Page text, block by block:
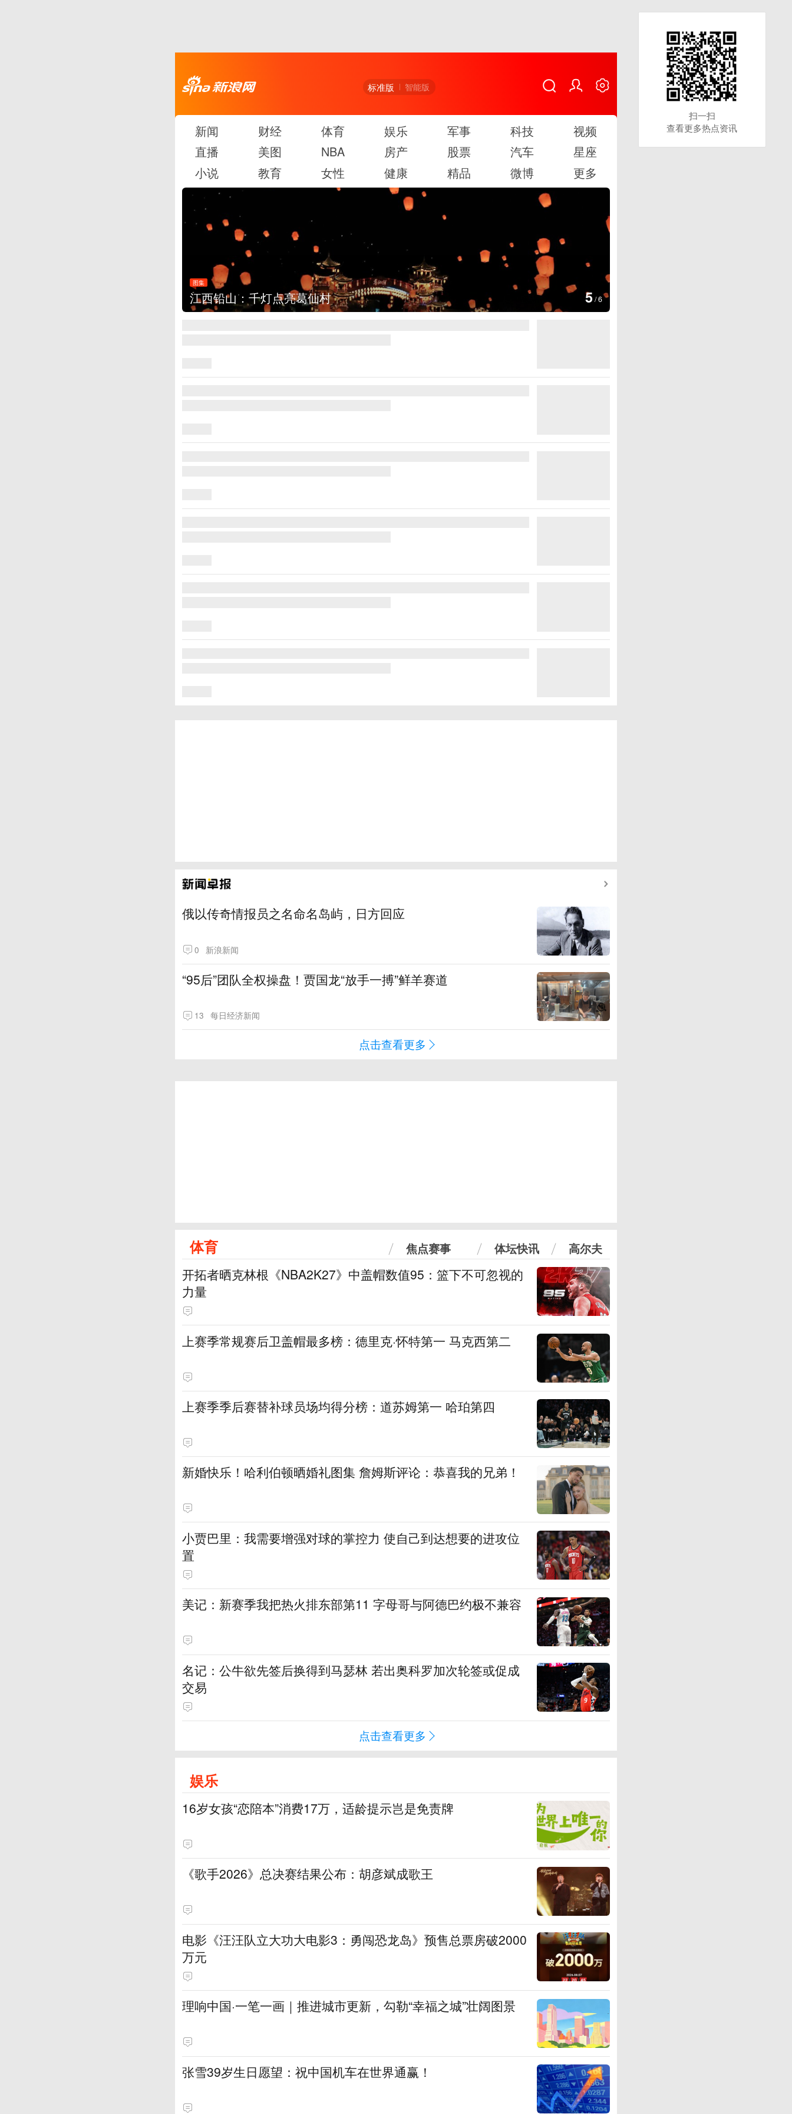
标准版 智能版
新闻 财经 体育 娱乐 军事 科技
视频
直播
美图 NBA 房产 股票 汽车
星座
小说
教育 女性 健康 精品 微博 更多
图集
江西铅山：千灯点亮葛仙村 5/6
俄以传奇情报员之名命名岛屿，日方回应
0 新浪新闻
“95后”团队全权操盘！贾国龙“放手一搏”鲜羊赛道
13 每日经济新闻
点击查看更多
体育 焦点赛事 体坛快讯 高尔夫
开拓者晒克林根《NBA2K27》中盖帽数值95：篮下不可忽视的
力量
上赛季常规赛后卫盖帽最多榜：德里克·怀特第一 马克西第二
上赛季季后赛替补球员场均得分榜：道苏姆第一 哈珀第四
新婚快乐！哈利伯顿晒婚礼图集 詹姆斯评论：恭喜我的兄弟！
小贾巴里：我需要增强对球的掌控力 使自己到达想要的进攻位
置
美记：新赛季我把热火排东部第11 字母哥与阿德巴约极不兼容
名记：公牛欲先签后换得到马瑟林 若出奥科罗加次轮签或促成
交易
点击查看更多
娱乐
16岁女孩“恋陪本”消费17万，适龄提示岂是免责牌
《歌手2026》总决赛结果公布：胡彦斌成歌王
电影《汪汪队立大功大电影3：勇闯恐龙岛》预售总票房破2000
万元
理响中国·一笔一画｜推进城市更新，勾勒“幸福之城”壮阔图景
张雪39岁生日愿望：祝中国机车在世界通赢！
扫一扫
查看更多热点资讯
扫一扫
查看更多热点资讯